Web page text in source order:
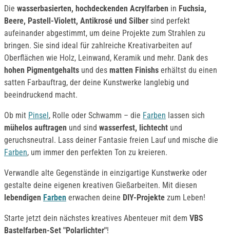
Die wasserbasierten, hochdeckenden Acrylfarben in Fuchsia,
Beere, Pastell-Violett, Antikrosé und Silber sind perfekt
aufeinander abgestimmt, um deine Projekte zum Strahlen zu
bringen. Sie sind ideal für zahlreiche Kreativarbeiten auf
Oberflächen wie Holz, Leinwand, Keramik und mehr. Dank des
hohen Pigmentgehalts und des matten Finishs erhältst du einen
satten Farbauftrag, der deine Kunstwerke langlebig und
beeindruckend macht.
Ob mit Pinsel , Rolle oder Schwamm – die Farben lassen sich
mühelos auftragen und sind wasserfest, lichtecht und
geruchsneutral. Lass deiner Fantasie freien Lauf und mische die
Farben, um immer den perfekten Ton zu kreieren.
Verwandle alte Gegenstände in einzigartige Kunstwerke oder
gestalte deine eigenen kreativen Gießarbeiten. Mit diesen
lebendigen Farben erwachen deine DIY-Projekte zum Leben!
Starte jetzt dein nächstes kreatives Abenteuer mit dem VBS
Bastelfarben-Set "Polarlichter"!